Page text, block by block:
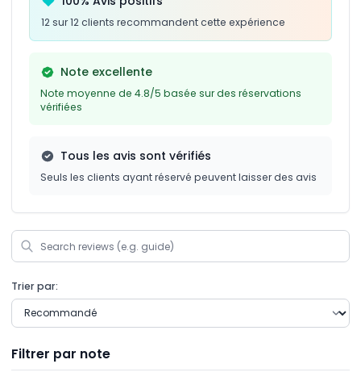
12 sur 12 clients recommandent cette expérience
Note excellente
Note moyenne de 4.8/5 basée sur des réservations
vérifiées
Tous les avis sont vérifiés
Seuls les clients ayant réservé peuvent laisser des avis
Trier par:
Filtrer par note